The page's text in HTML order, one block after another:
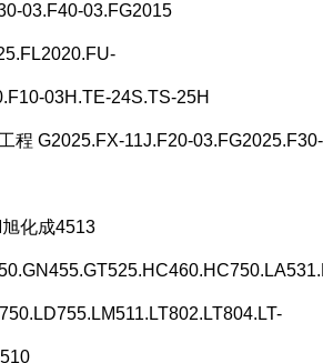
03.F40-03.FG2015
03H.TE-24S.TS-25H
程 G2025.FX-11J.F20-03.FG2025.F30-
化成4513